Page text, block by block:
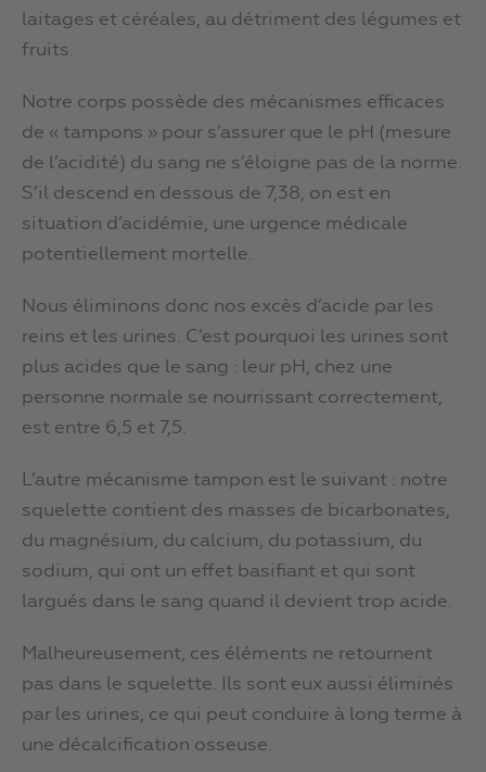
laitages et céréales, au détriment des légumes et
fruits.
Notre corps possède des mécanismes efficaces
de « tampons » pour s’assurer que le pH (mesure
de l’acidité) du sang ne s’éloigne pas de la norme.
S’il descend en dessous de 7,38, on est en
situation d’acidémie, une urgence médicale
potentiellement mortelle.
Nous éliminons donc nos excès d’acide par les
reins et les urines. C’est pourquoi les urines sont
plus acides que le sang : leur pH, chez une
personne normale se nourrissant correctement,
est entre 6,5 et 7,5.
L’autre mécanisme tampon est le suivant : notre
squelette contient des masses de bicarbonates,
du magnésium, du calcium, du potassium, du
sodium, qui ont un effet basifiant et qui sont
largués dans le sang quand il devient trop acide.
Malheureusement, ces éléments ne retournent
pas dans le squelette. Ils sont eux aussi éliminés
par les urines, ce qui peut conduire à long terme à
une décalcification osseuse.